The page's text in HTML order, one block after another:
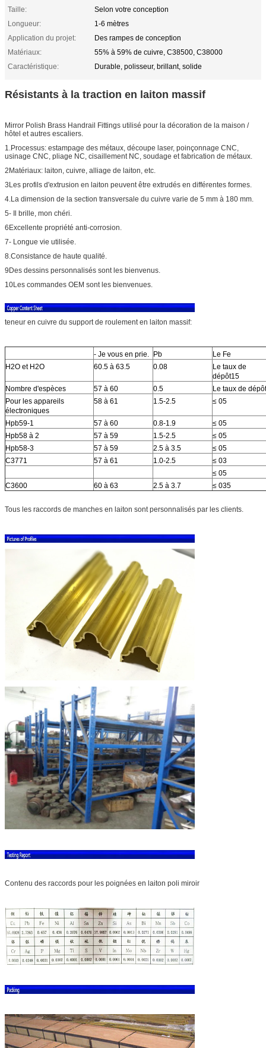
Taille:
Selon votre conception
Longueur:
1-6 mètres
Application du projet:
Des rampes de conception
Matériaux:
55% à 59% de cuivre, C38500, C38000
Caractéristique:
Durable, polisseur, brillant, solide
Résistants à la traction en laiton massif
Mirror Polish Brass Handrail Fittings utilisé pour la décoration de la maison /
hôtel et autres escaliers.
1.Processus: estampage des métaux, découpe laser, poinçonnage CNC,
usinage CNC, pliage NC, cisaillement NC, soudage et fabrication de métaux.
2Matériaux: laiton, cuivre, alliage de laiton, etc.
3Les profils d'extrusion en laiton peuvent être extrudés en différentes formes.
4.La dimension de la section transversale du cuivre varie de 5 mm à 180 mm.
5- Il brille, mon chéri.
6Excellente propriété anti-corrosion.
7- Longue vie utilisée.
8.Consistance de haute qualité.
9Des dessins personnalisés sont les bienvenus.
10Les commandes OEM sont les bienvenues.
teneur en cuivre du support de roulement en laiton massif:
- Je vous en prie. Pb
Le Fe
H2O et H2O
60.5 à 63.5 0.08
Le taux de
dépôt15
Nombre d'espèces
57 à 60 0.5
Le taux de
Pour les appareils
électroniques
58 à 61 1.5-2.5 ≤ 05
Hpb59-1 57 à 60 0.8-1.9
≤ 05
Hpb58 à 2
57 à 59 1.5-2.5
≤ 05
Hpb58-3
57 à 59 2.5 à 3.5
≤ 05
C3771
57 à 61 1.0-2.5
≤ 03
≤ 05
C3600
60 à 63 2.5 à 3.7 ≤ 035
Tous les raccords de manches en laiton sont personnalisés par les clients.
Contenu des raccords pour les poignées en laiton poli miroir